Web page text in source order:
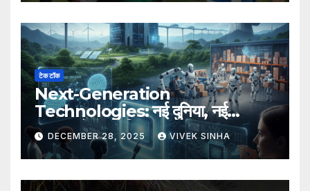
टेक टॉक
Next-Generation
Technologies: नई दुनिया, नई
संभावनाएँ, नया भविष्य
DECEMBER 28, 2025 VIVEK SINHA